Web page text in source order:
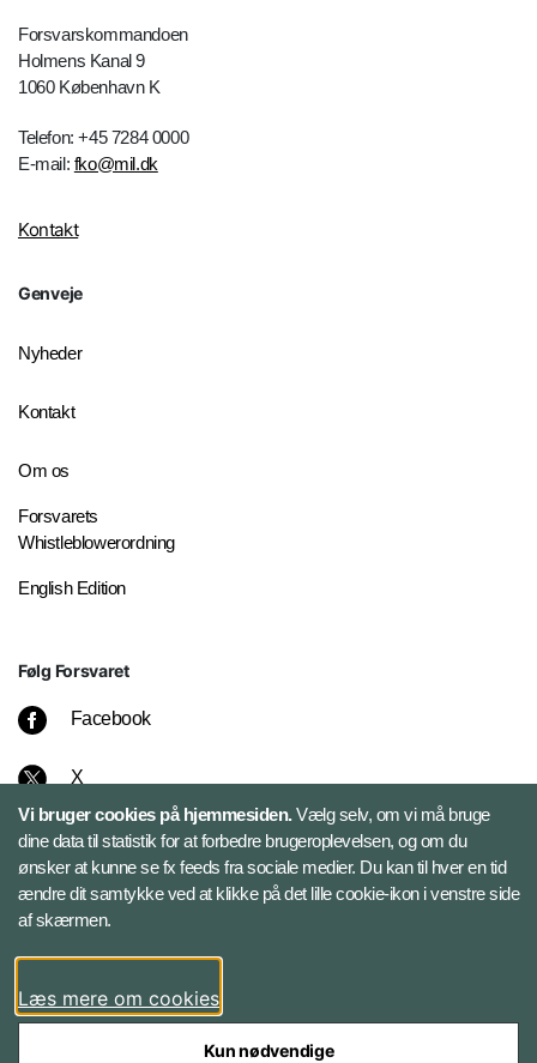
Forsvarskommandoen
Holmens Kanal 9
1060 København K
Telefon: +45 7284 0000
E-mail: fko@mil.dk
Kontakt
Genveje
Nyheder
Kontakt
Om os
Forsvarets
Whistleblowerordning
English Edition
Følg Forsvaret
Facebook
X
Instagram
Bluesky
LinkedIn
Vi bruger cookies på hjemmesiden.Vælg selv, om vi må bruge
dine data til statistik for at forbedre brugeroplevelsen, og om du
ønsker at kunne se fx feeds fra sociale medier. Du kan til hver en tid
ændre dit samtykke ved at klikke på det lille cookie-ikon i venstre side
af skærmen.
Læs mere om cookies
Kun nødvendige